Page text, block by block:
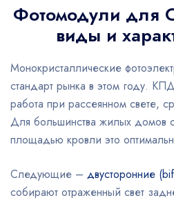
Фотомодули для
виды и
Монокристаллические
стандарт рынка в этом году.
работа при рассеянном свете,
Для большинства жилых домов
площадью кровли это
Следующие – двусторонние
собирают отраженный свет